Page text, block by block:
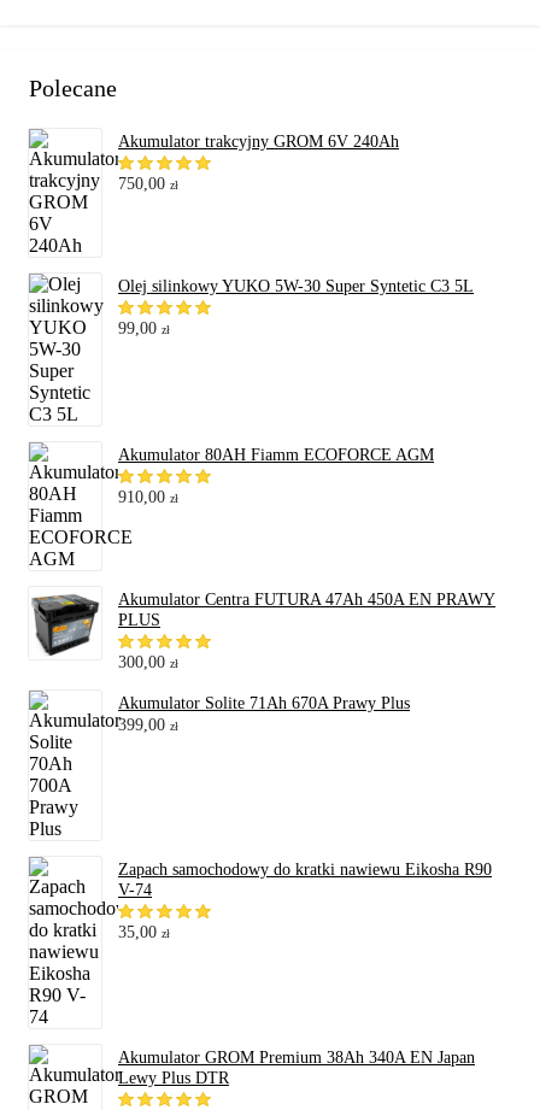
Polecane
Akumulator trakcyjny GROM 6V 240Ah
750,00 zł
Olej silinkowy YUKO 5W-30 Super Syntetic C3 5L
99,00 zł
Akumulator 80AH Fiamm ECOFORCE AGM
910,00 zł
Akumulator Centra FUTURA 47Ah 450A EN PRAWY
PLUS
300,00 zł
Akumulator Solite 71Ah 670A Prawy Plus
399,00 zł
Zapach samochodowy do kratki nawiewu Eikosha R90
V-74
35,00 zł
Akumulator GROM Premium 38Ah 340A EN Japan
Lewy Plus DTR